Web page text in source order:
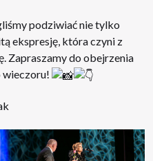
podziwiać nie tylko
ekspresję, która czyni z
Zapraszamy do obejrzenia